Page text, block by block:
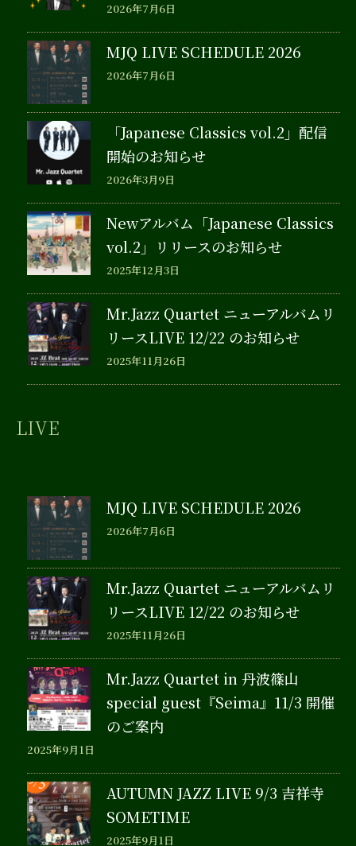
2026年7月6日
MJQ LIVE SCHEDULE 2026
2026年7月6日
「Japanese Classics vol.2」配信
開始のお知らせ
2026年3月9日
Newアルバム「Japanese Classics
vol.2」リリースのお知らせ
2025年12月3日
Mr.Jazz Quartet ニューアルバムリ
リースLIVE 12/22 のお知らせ
2025年11月26日
LIVE
MJQ LIVE SCHEDULE 2026
2026年7月6日
Mr.Jazz Quartet ニューアルバムリ
リースLIVE 12/22 のお知らせ
2025年11月26日
Mr.Jazz Quartet in 丹波篠山
special guest『Seima』11/3 開催
のご案内
2025年9月1日
AUTUMN JAZZ LIVE 9/3 吉祥寺
SOMETIME
2025年9月1日